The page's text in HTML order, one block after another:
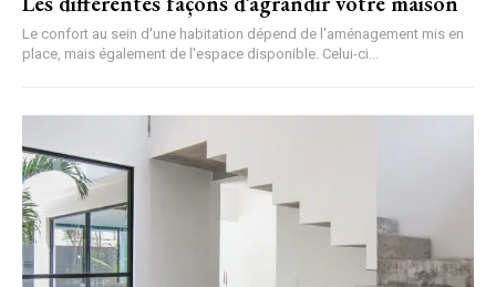
Le confort au sein d'une habitation dépend de l'aménagement mis en
place, mais également de l'espace disponible. Celui-ci...